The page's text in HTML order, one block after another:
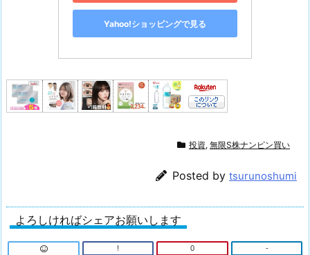
Yahoo!ショッピングで見る
投資, 無限S株ナンピン買い
Posted by tsurunoshumi
よろしければシェアお願いします
! 0 -